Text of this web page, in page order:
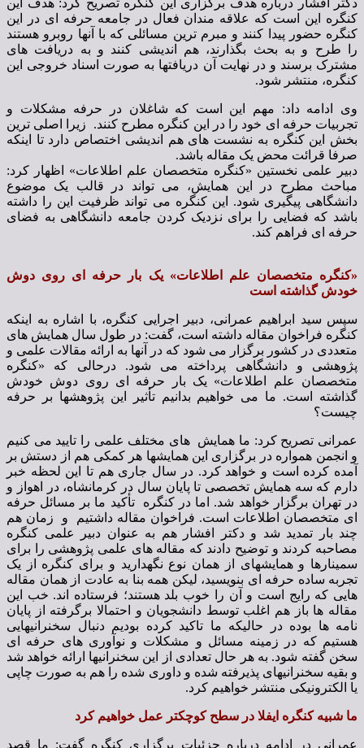
دکتر افشار درباره هدف برگزاری این کنگره تصریح کرد: هدف این
کنگره این است که علاقه مندان فعال در جامعه حرفه ای در این
کنگره حضور پیدا کنند و مبرم ترین مسائلی که با آنها روبرو هستند
را طرح و به بحث بگذارند، هم اندیشی کنند و به دریافت های
مشترک برسند و در نهایت آن دریافتها به صورت اسناد خروجی این
کنگره، منتشر شود.
وی ادامه داد: مهم این است که شاغلان در حرفه مشکلات و
تجربیات حرفه ای خود را در این کنگره مطرح کنند. زیرا اصلی ترین
بخش این کنگره به نشست های هم اندیشی اختصاص دارد تا اینکه
صرفا قرائت محض یک مقاله باشد.
دبیر علمی نخستین «کنگره متخصصان علم اطلاعات» اظهار کرد:
مباحث مطرح در این همایش، می تواند در قالب یک موضوع
دانشگاهی پیگیری شود. این کنگره می تواند ظرفیت این را داشته
باشد که فضایی را برای نزدیک کردن جامعه دانشگاهی به فضای
حرفه ای فراهم کند.
«کنگره متخصصان علم اطلاعات» یک بار حرفه ای روی دوش
خودش گذاشته است
سپس سید ابراهیم عمرانی، دبیر اجرایی کنگره، با اشاره به اینکه
کنگره فراخوان مقاله داشته است، گفت: در طول سال همایش های
متعددی در کشور برگزار می شود که در آنها به ارائه مقالات علمی و
پژوهشی و دانشگاهی پرداخته می شود. درحالی که «کنگره
متخصصان علم اطلاعات» یک بار حرفه ای روی دوش خودش
گذاشته است. ما می خواهیم بدانیم تأثیر این پژوهشها بر حرفه
چیست؟
عمرانی تصریح کرد: ما همایش های مختلف علمی را تایید می کنیم
و انجمن همواره در برگزاری این همایشها هر کمکی هم از دستش بر
آمده کرده است و خواهد کرد. در سال جاری هم تا این لحظه خبر
دارم که سه همایش تخصصی تا پایان سال در کرمانشاه، در اهواز و
در تهران برگزار خواهد شد. اما در کنگره تأکید ما بر مسائل حرفه
ای متخصصان اطلاعات است. فراخوان مقاله داشتیم و زمان هم
چند بار تمدید شد و دکتر افشار هم به عنوان دبیر علمی کنگره
مصاحبه کردند و توضیح دادند که مقاله های علمی پژوهشی را برای
سمینارها و همایشهای از همان نوع نگهدارید و برای کنگره از یک
تجربه ساده حرفه ای بنویسید، لیکن همه بنا به عادت از همان مقاله
هایی که رایج است و آن را خوب بلد هستند؛ فرستاده اند. خب این
مقاله ها باز هم اغلب توسط دانشجویان و احتمالا برگرفته از پایان
نامه ها بوده در حالیکه ما تاکید کرده بودیم دنبال سخنرانیهایی
هستیم که در زمینه مسائل و مشکلات و نوآوری های حرفه ای
سخن گفته شود. به هر حال تعدادی از این سخنرانیها ارائه خواهد شد
و بقیه سخنرانیهای پذیرفته شده و داوری شده را هم به صورت چاپی
یا الکترونیکی منتشر خواهیم کرد.
ما شبیه کنگره ایفلا در سطح کوچکتر عمل خواهیم کرد
عمرانی در ادامه درباره جزئیات برگزاری کنگره گفت: ما قصد